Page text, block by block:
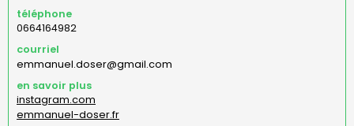
téléphone
0664164982
courriel
emmanuel.doser@gmail.com
en savoir plus
instagram.com
emmanuel-doser.fr